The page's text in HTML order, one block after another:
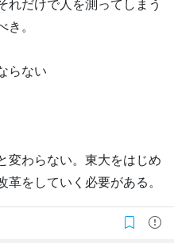
れだけで人を測ってしまう
き。
らない
変わらない。東大をはじめ
革をしていく必要がある。